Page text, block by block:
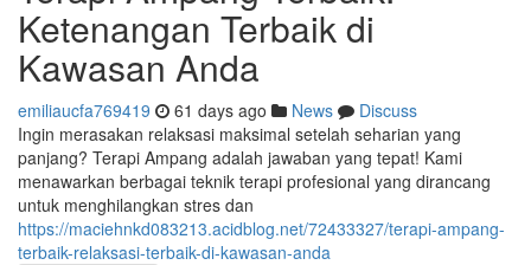
Ketenangan Terbaik di
Kawasan Anda
emiliaucfa769419 61 days ago News
Discuss
Ingin merasakan relaksasi maksimal setelah seharian yang
panjang? Terapi Ampang adalah jawaban yang tepat! Kami
menawarkan berbagai teknik terapi profesional yang dirancang
untuk menghilangkan stres dan
https://maciehnkd083213.acidblog.net/72433327/terapi-ampang-
terbaik-relaksasi-terbaik-di-kawasan-anda